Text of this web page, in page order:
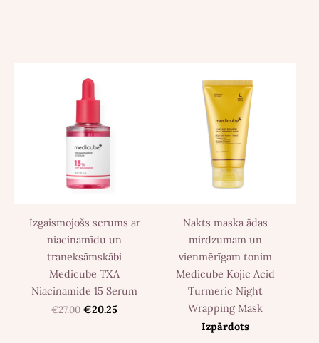
Izgaismojošs serums ar
niacinamīdu un
traneksāmskābi
Medicube TXA
Niacinamide 15 Serum
€27.00 €20.25
Nakts maska ādas
mirdzumam un
vienmērīgam tonim
Medicube Kojic Acid
Turmeric Night
Wrapping Mask
Izpārdots